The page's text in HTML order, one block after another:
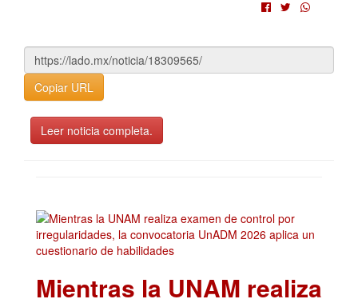
Copiar URL
Leer noticia completa.
Mientras la UNAM realiza